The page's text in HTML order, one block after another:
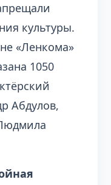
культуры.
«Ленкома»
1050
Абдулов,